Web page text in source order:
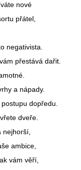
nové
přátel,
negativista.
přestává dařit.
a nápady.
dopředu.
dveře.
ambice,
vám věří,